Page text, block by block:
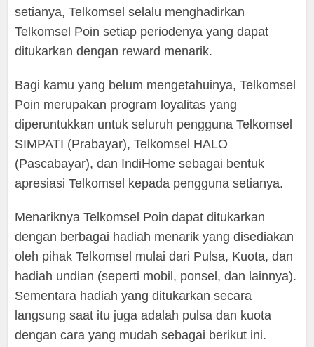
setianya, Telkomsel selalu menghadirkan
Telkomsel Poin setiap periodenya yang dapat
ditukarkan dengan reward menarik.
Bagi kamu yang belum mengetahuinya, Telkomsel
Poin merupakan program loyalitas yang
diperuntukkan untuk seluruh pengguna Telkomsel
SIMPATI (Prabayar), Telkomsel HALO
(Pascabayar), dan IndiHome sebagai bentuk
apresiasi Telkomsel kepada pengguna setianya.
Menariknya Telkomsel Poin dapat ditukarkan
dengan berbagai hadiah menarik yang disediakan
oleh pihak Telkomsel mulai dari Pulsa, Kuota, dan
hadiah undian (seperti mobil, ponsel, dan lainnya).
Sementara hadiah yang ditukarkan secara
langsung saat itu juga adalah pulsa dan kuota
dengan cara yang mudah sebagai berikut ini.